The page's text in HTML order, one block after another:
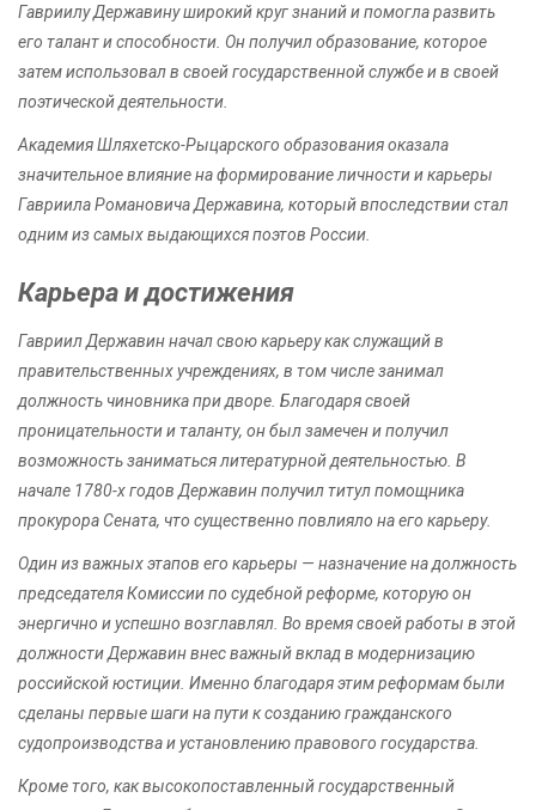
Гавриилу Державину широкий круг знаний и помогла развить
его талант и способности. Он получил образование, которое
затем использовал в своей государственной службе и в своей
поэтической деятельности.
Академия Шляхетско-Рыцарского образования оказала
значительное влияние на формирование личности и карьеры
Гавриила Романовича Державина, который впоследствии стал
одним из самых выдающихся поэтов России.
Карьера и достижения
Гавриил Державин начал свою карьеру как служащий в
правительственных учреждениях, в том числе занимал
должность чиновника при дворе. Благодаря своей
проницательности и таланту, он был замечен и получил
возможность заниматься литературной деятельностью. В
начале 1780-х годов Державин получил титул помощника
прокурора Сената, что существенно повлияло на его карьеру.
Один из важных этапов его карьеры — назначение на должность
председателя Комиссии по судебной реформе, которую он
энергично и успешно возглавлял. Во время своей работы в этой
должности Державин внес важный вклад в модернизацию
российской юстиции. Именно благодаря этим реформам были
сделаны первые шаги на пути к созданию гражданского
судопроизводства и установлению правового государства.
Кроме того, как высокопоставленный государственный